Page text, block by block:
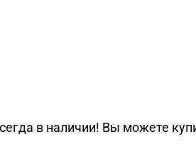
в наличии! Вы можете